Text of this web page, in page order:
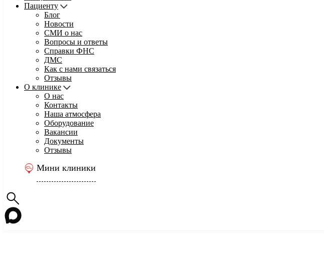
Пациенту
Блог
Новости
СМИ о нас
Вопросы и ответы
Справки ФНС
ДМС
Как с нами связаться
Отзывы
О клинике
О нас
Контакты
Наша атмосфера
Оборудование
Вакансии
Документы
Отзывы
Мини клиники